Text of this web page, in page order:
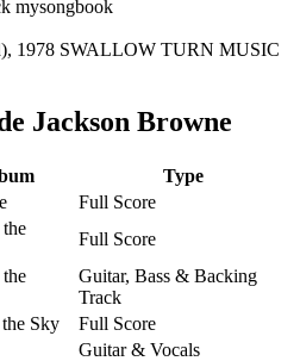
1978 SWALLOW TURN MUSIC
Jackson Browne
Type
Full Score
Full Score
Guitar, Bass & Backing
Track
Sky
Full Score
Guitar & Vocals